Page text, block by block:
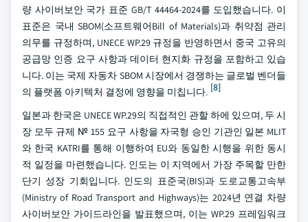
량 사이버보안 국가 표준 GB/T 44464-2024를 도입했습니다. 이
표준은 국내 SBOM(소프트웨어Bill of Materials)과 취약점 관리
의무를 규정하며, UNECE WP.29 규정을 반영하면서 중국 고유의
공급망 인증 요구 사항과 데이터 현지화 규정을 포함하고 있습
니다. 이는 국제 자동차 SBOM 시장에서 경쟁하는 글로벌 벤더들
의 플랫폼 아키텍처 결정에 영향을 미칩니다. [8]
일본과 한국은 UNECE WP.29의 직접적인 관할 하에 있으며, 두 시
장 모두 규제 № 155 요구 사항을 자국형 승인 기관인 일본 MLIT
와 한국 KATRI를 통해 이행하여 EU와 동일한 시행을 위한 동시
적 일정을 마련했습니다. 인도는 이 지역에서 가장 주목할 만한
단기 성장 기회입니다. 인도의 표준국(BIS)과 도로교통고속부
(Ministry of Road Transport and Highways)는 2024년 연결 차량
사이버보안 가이드라인을 발표했으며, 이는 WP.29 프레임워크